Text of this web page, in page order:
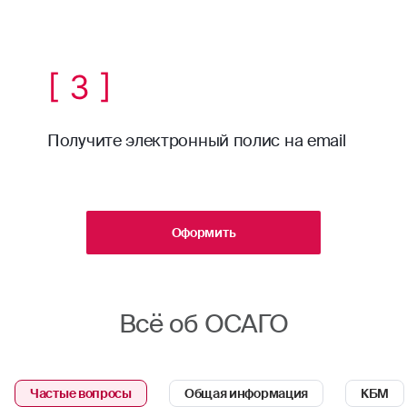
[ 3 ]
Получите электронный полис на email
Оформить
Всё об ОСАГО
Частые вопросы Общая информация КБМ